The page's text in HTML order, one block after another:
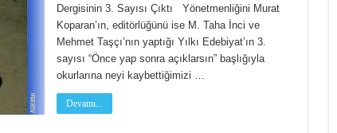
Dergisinin 3. Sayısı Çıktı Yönetmenliğini Murat
Koparan’ın, editörlüğünü ise M. Taha İnci ve
Mehmet Taşçı’nın yaptığı Yılkı Edebiyat’ın 3.
sayısı “Önce yap sonra açıklarsın” başlığıyla
okurlarına neyi kaybettiğimizi …
Devamı...